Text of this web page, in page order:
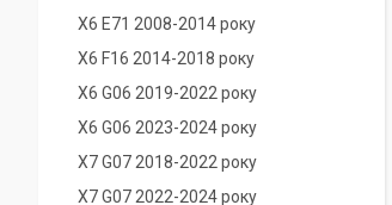
X6 E71 2008-2014 року
X6 F16 2014-2018 року
X6 G06 2019-2022 року
X6 G06 2023-2024 року
X7 G07 2018-2022 року
X7 G07 2022-2024 року